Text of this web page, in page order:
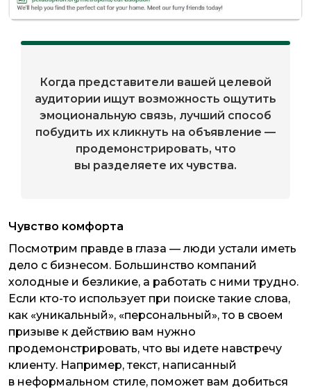
Когда представители вашей целевой
аудитории ищут возможность ощутить
эмоциональную связь, лучший способ
побудить их кликнуть на объявление —
продемонстрировать, что
вы разделяете их чувства.
Чувство комфорта
Посмотрим правде в глаза — люди устали иметь
дело с бизнесом. Большинство компаний
холодные и безликие, а работать с ними трудно.
Если кто-то использует при поиске такие слова,
как «уникальный», «персональный», то в своем
призыве к действию вам нужно
продемонстрировать, что вы идете навстречу
клиенту. Например, текст, написанный
в неформальном стиле, поможет вам добиться